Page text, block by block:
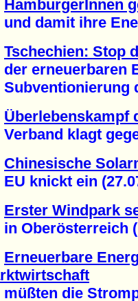
HamburgerInnen
damit ihre
Tschechien: Stop
erneuerbaren
Überlebenskampf
klagt
Chinesische
knickt ein
Erster Windpark
Oberösterreich
Erneuerbare
die